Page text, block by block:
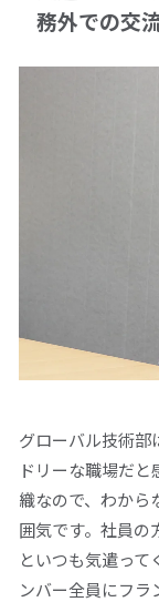
務外での交
グローバル技術部
ドリーな職場だ
織なので、わから
囲気です。社員の
といつも気遣って
ンバー全員にフラ